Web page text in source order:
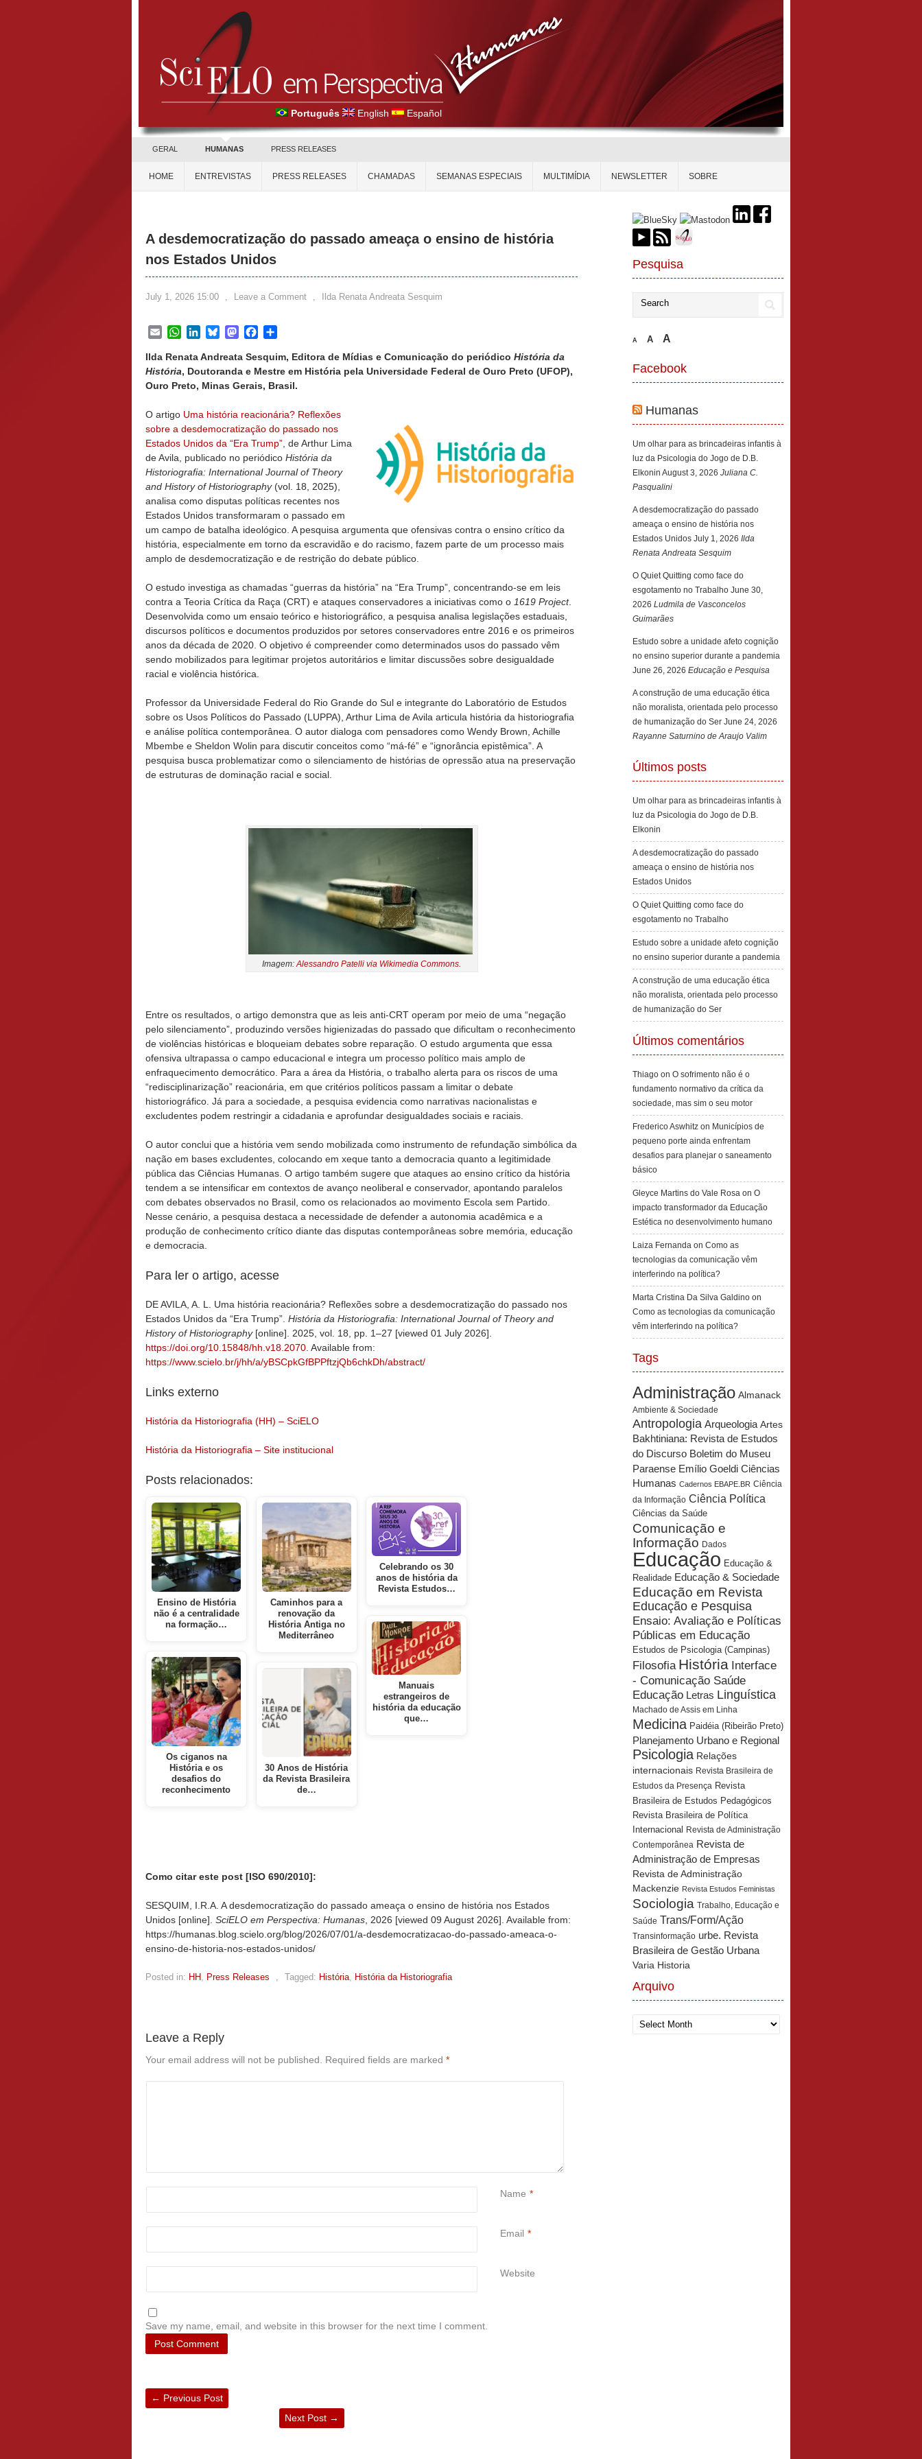
Português English Español
GERAL HUMANAS PRESS RELEASES
HOME ENTREVISTAS PRESS RELEASES CHAMADAS SEMANAS ESPECIAIS MULTIMÍDIA NEWSLETTER SOBRE
A desdemocratização do passado ameaça o ensino de história
nos Estados Unidos
July 1, 2026 15:00 , Leave a Comment , Ilda Renata Andreata Sesquim
EmailWhatsApp
LinkedInBlueskyMastodonFacebook
Ilda Renata Andreata Sesquim, Editora de Mídias e Comunicação do periódico História da
História, Doutoranda e Mestre em História pela Universidade Federal de Ouro Preto (UFOP),
Ouro Preto, Minas Gerais, Brasil.
O artigo Uma história reacionária? Reflexões
sobre a desdemocratização do passado nos
Estados Unidos da “Era Trump” , de Arthur Lima
de Avila, publicado no periódico História da
Historiografia: International Journal of Theory
and History of Historiography (vol. 18, 2025),
analisa como disputas políticas recentes nos
Estados Unidos transformaram o passado em
um campo de batalha ideológico. A pesquisa argumenta que ofensivas contra o ensino crítico da
história, especialmente em torno da escravidão e do racismo, fazem parte de um processo mais
amplo de desdemocratização e de restrição do debate público.
O estudo investiga as chamadas “guerras da história” na “Era Trump”, concentrando-se em leis
contra a Teoria Crítica da Raça (CRT) e ataques conservadores a iniciativas como o 1619 Project.
Desenvolvida como um ensaio teórico e historiográfico, a pesquisa analisa legislações estaduais,
discursos políticos e documentos produzidos por setores conservadores entre 2016 e os primeiros
anos da década de 2020. O objetivo é compreender como determinados usos do passado vêm
sendo mobilizados para legitimar projetos autoritários e limitar discussões sobre desigualdade
racial e violência histórica.
Professor da Universidade Federal do Rio Grande do Sul e integrante do Laboratório de Estudos
sobre os Usos Políticos do Passado (LUPPA), Arthur Lima de Avila articula história da historiografia
e análise política contemporânea. O autor dialoga com pensadores como Wendy Brown, Achille
Mbembe e Sheldon Wolin para discutir conceitos como “má-fé” e “ignorância epistêmica”. A
pesquisa busca problematizar como o silenciamento de histórias de opressão atua na preservação
de estruturas de dominação racial e social.
Imagem: Alessandro Patelli via Wikimedia Commons.
Entre os resultados, o artigo demonstra que as leis anti-CRT operam por meio de uma “negação
pelo silenciamento”, produzindo versões higienizadas do passado que dificultam o reconhecimento
de violências históricas e bloqueiam debates sobre reparação. O estudo argumenta que essa
ofensiva ultrapassa o campo educacional e integra um processo político mais amplo de
enfraquecimento democrático. Para a área da História, o trabalho alerta para os riscos de uma
“redisciplinarização” reacionária, em que critérios políticos passam a limitar o debate
historiográfico. Já para a sociedade, a pesquisa evidencia como narrativas nacionalistas e
excludentes podem restringir a cidadania e aprofundar desigualdades sociais e raciais.
O autor conclui que a história vem sendo mobilizada como instrumento de refundação simbólica da
nação em bases excludentes, colocando em xeque tanto a democracia quanto a legitimidade
pública das Ciências Humanas. O artigo também sugere que ataques ao ensino crítico da história
tendem a se intensificar em contextos de avanço neoliberal e conservador, apontando paralelos
com debates observados no Brasil, como os relacionados ao movimento Escola sem Partido.
Nesse cenário, a pesquisa destaca a necessidade de defender a autonomia acadêmica e a
produção de conhecimento crítico diante das disputas contemporâneas sobre memória, educação
e democracia.
Para ler o artigo, acesse
DE AVILA, A. L. Uma história reacionária? Reflexões sobre a desdemocratização do passado nos
Estados Unidos da “Era Trump”. História da Historiografia: International Journal of Theory and
History of Historiography[online]. 2025, vol. 18, pp. 1–27 [viewed 01 July 2026].
https://doi.org/10.15848/hh.v18.2070 . Available from:
https://www.scielo.br/j/hh/a/yBSCpkGfBPPftzjQb6chkDh/abstract/
Links externo
História da Historiografia (HH) – SciELO
História da Historiografia – Site institucional
Posts relacionados:
Ensino de História
não é a centralidade
na formação…
Os ciganos na
História e os
desafios do
reconhecimento
Caminhos para a
renovação da
História Antiga no
Mediterrâneo
30 Anos de História
da Revista Brasileira
de…
Celebrando os 30
anos de história da
Revista Estudos…
Manuais
estrangeiros de
história da educação
que…
Como citar este post [ISO 690/2010]:
SESQUIM, I.R.A. A desdemocratização do passado ameaça o ensino de história nos Estados
Unidos [online]. SciELO em Perspectiva: Humanas , 2026 [viewed 09 August 2026]. Available from:
https://humanas.blog.scielo.org/blog/2026/07/01/a-desdemocratizacao-do-passado-ameaca-o-
ensino-de-historia-nos-estados-unidos/
Posted in: HH Press Releases Tagged: História História da Historiografia
Leave a Reply
Your email address will not be published. Required fields are marked *
Name *
Email *
Website
Save my name, email, and website in this browser for the next time I comment.
← Previous Post
Next Post →
Pesquisa
A A A
Facebook
Humanas
Um olhar para as brincadeiras infantis à
luz da Psicologia do Jogo de D.B.
Elkonin August 3, 2026 Juliana C.
Pasqualini
A desdemocratização do passado
ameaça o ensino de história nos
Estados Unidos July 1, 2026 Ilda
Renata Andreata Sesquim
O Quiet Quitting como face do
esgotamento no Trabalho June 30,
2026 Ludmila de Vasconcelos
Guimarães
Estudo sobre a unidade afeto cognição
no ensino superior durante a pandemia
June 26, 2026 Educação e Pesquisa
A construção de uma educação ética
não moralista, orientada pelo processo
de humanização do Ser June 24, 2026
Rayanne Saturnino de Araujo Valim
Últimos posts
Um olhar para as brincadeiras infantis à
luz da Psicologia do Jogo de D.B.
Elkonin
A desdemocratização do passado
ameaça o ensino de história nos
Estados Unidos
O Quiet Quitting como face do
esgotamento no Trabalho
Estudo sobre a unidade afeto cognição
no ensino superior durante a pandemia
A construção de uma educação ética
não moralista, orientada pelo processo
de humanização do Ser
Últimos comentários
Thiago on O sofrimento não é o
fundamento normativo da crítica da
sociedade, mas sim o seu motor
Frederico Aswhitz on Municípios de
pequeno porte ainda enfrentam
desafios para planejar o saneamento
básico
Gleyce Martins do Vale Rosa on O
impacto transformador da Educação
Estética no desenvolvimento humano
Laiza Fernanda on Como as
tecnologias da comunicação vêm
interferindo na política?
Marta Cristina Da Silva Galdino on
Como as tecnologias da comunicação
vêm interferindo na política?
Tags
Administração Almanack
Ambiente & Sociedade
Antropologia Arqueologia Artes
Bakhtiniana: Revista de Estudos
do Discurso Boletim do Museu
Paraense Emílio Goeldi Ciências
Humanas Cadernos EBAPE.BR Ciência
da Informação Ciência Política
Ciências da Saúde
Comunicação e
Informação Dados
Educação Educação &
Realidade Educação & Sociedade
Educação em Revista
Educação e Pesquisa
Ensaio: Avaliação e Políticas
Públicas em Educação
Estudos de Psicologia (Campinas)
Filosofia História Interface
- Comunicação Saúde
Educação Letras Linguística
Machado de Assis em Linha
Medicina Paidéia (Ribeirão Preto)
Planejamento Urbano e Regional
Psicologia Relações
internacionais Revista Brasileira de
Estudos da Presença Revista
Brasileira de Estudos Pedagógicos
Revista Brasileira de Política
Internacional Revista de Administração
Contemporânea Revista de
Administração de Empresas
Revista de Administração
Mackenzie Revista Estudos Feministas
Sociologia Trabalho, Educação e
Saúde Trans/Form/Ação
Transinformação urbe. Revista
Brasileira de Gestão Urbana
Varia Historia
Arquivo
Arquivo